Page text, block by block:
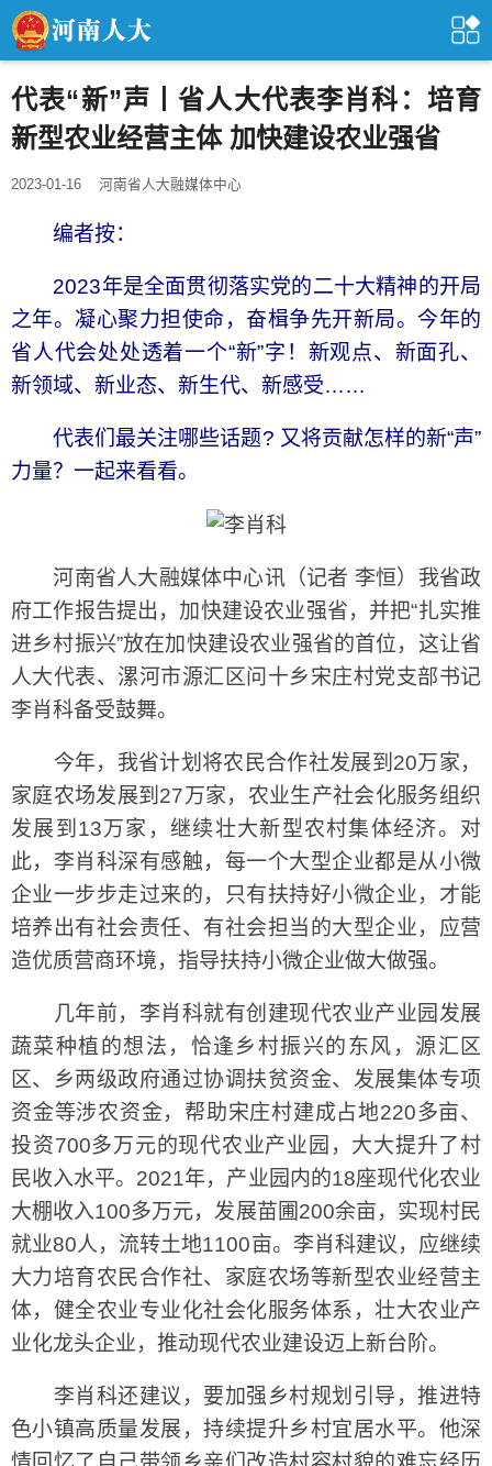
代表“新”声丨省人大代表李肖科：培育
新型农业经营主体 加快建设农业强省
2023-01-16 河南省人大融媒体中心
编者按：
2023年是全面贯彻落实党的二十大精神的开局
之年。凝心聚力担使命，奋楫争先开新局。今年的
省人代会处处透着一个“新”字！新观点、新面孔、
新领域、新业态、新生代、新感受……
代表们最关注哪些话题? 又将贡献怎样的新“声”
力量？一起来看看。
河南省人大融媒体中心讯（记者 李恒）我省政
府工作报告提出，加快建设农业强省，并把“扎实推
进乡村振兴”放在加快建设农业强省的首位，这让省
人大代表、漯河市源汇区问十乡宋庄村党支部书记
李肖科备受鼓舞。
今年，我省计划将农民合作社发展到20万家，
家庭农场发展到27万家，农业生产社会化服务组织
发展到13万家，继续壮大新型农村集体经济。对
此，李肖科深有感触，每一个大型企业都是从小微
企业一步步走过来的，只有扶持好小微企业，才能
培养出有社会责任、有社会担当的大型企业，应营
造优质营商环境，指导扶持小微企业做大做强。
几年前，李肖科就有创建现代农业产业园发展
蔬菜种植的想法，恰逢乡村振兴的东风，源汇区
区、乡两级政府通过协调扶贫资金、发展集体专项
资金等涉农资金，帮助宋庄村建成占地220多亩、
投资700多万元的现代农业产业园，大大提升了村
民收入水平。2021年，产业园内的18座现代化农业
大棚收入100多万元，发展苗圃200余亩，实现村民
就业80人，流转土地1100亩。李肖科建议，应继续
大力培育农民合作社、家庭农场等新型农业经营主
体，健全农业专业化社会化服务体系，壮大农业产
业化龙头企业，推动现代农业建设迈上新台阶。
李肖科还建议，要加强乡村规划引导，推进特
色小镇高质量发展，持续提升乡村宜居水平。他深